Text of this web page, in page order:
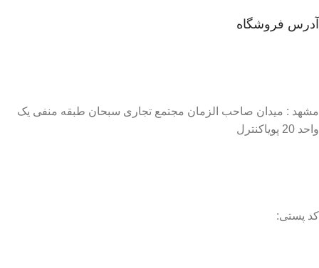
آدرس فروشگاه
مشهد : میدان صاحب الزمان مجتمع تجاری سبحان طبقه منفی یک
واحد 20 پویاکنترل
کد پستی: